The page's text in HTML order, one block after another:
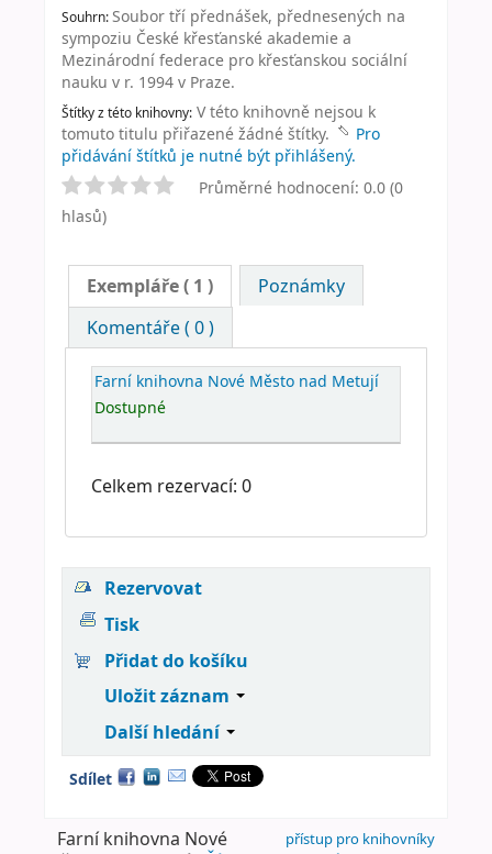
Souhrn:Soubor tří přednášek, přednesených na
sympoziu České křesťanské akademie a
Mezinárodní federace pro křesťanskou sociální
nauku v r. 1994 v Praze.
Štítky z této knihovny: V této knihovně nejsou k
tomuto titulu přiřazené žádné štítky.
Pro
přidávání štítků je nutné být přihlášený.
Průměrné hodnocení: 0.0 (0
hlasů)
Exempláře( 1 )
Poznámky
Komentáře ( 0 )
Farní knihovna Nové Město nad Metují
Dostupné
Celkem rezervací: 0
Rezervovat
Tisk
Přidat do košíku
Uložit záznam
Další hledání
Sdílet
přístup pro knihovníky
Farní knihovna Nové